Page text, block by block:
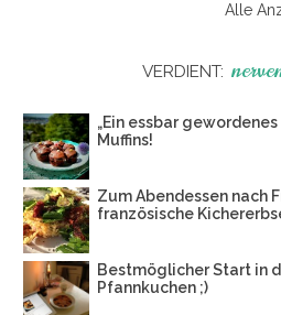
Alle
VERDIENT:
„Ein essbar
Muffins!
Zum Abendessen nach
französische
Bestmöglicher Start in
Pfannkuchen ;)